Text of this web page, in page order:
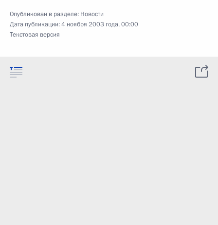
Опубликован в разделе: Новости
Дата публикации:4 ноября 2003 года, 00:00
Текстовая версия